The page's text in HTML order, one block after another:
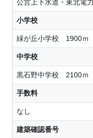
公営上下水道・東北電力
小学校
緑が丘小学校 1900ｍ
中学校
黒石野中学校 2100ｍ
手数料
なし
建築確認番号